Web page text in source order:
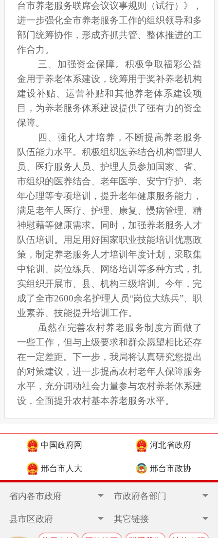
台市养老服务联席会议议事规则（试行）》，
进一步强化全市养老服务工作的组织领导和多
部门统筹协作，形成齐抓共管、整体推进的工
作合力。
三、加强资金保障。 积极争取福彩公益
金用于养老体系建设，统筹用于奖补养老机构
建设补贴、运营补贴和其他养老体系建设项
目，为养老服务体系建设提供了强有力的资金
保障。
四、强化人才培养，不断提高养老服务
队伍能力水平。 积极组织医养结合机构管理人
员、医疗服务人员、护理人员参加国家、省、
市组织的医养结合、老年医学、安宁疗护、老
年心理等专项培训，提升老年健康服务能力，
满足老年人医疗、护理、康复、慢病管理、精
神慰藉等健康需求。同时，加强养老服务人才
队伍培训。用足用好国家职业技能培训优惠政
策，制定养老服务人才培训年度计划，采取集
中轮训、岗位练兵、网络培训等多种方式，扎
实组织开展市、县、机构三级培训。今年，完
成了全市2600余名护理人员“岗位大练兵”、职
业素养、技能提升培训工作。
虽然在完善农村养老服务制度方面做了
一些工作，但与上级要求和群众愿望相比还存
在一定差距。下一步，我局将认真研究您提出
的对策建议，进一步提高农村老年人保障服务
水平，充分调动社会力量参与农村养老体系建
设，全面提升农村基本养老服务水平。
中国政府网 河北省政府
邢台市人大 邢台市政协
省内各市政府 市政府各部门
县市区政府 其它链接